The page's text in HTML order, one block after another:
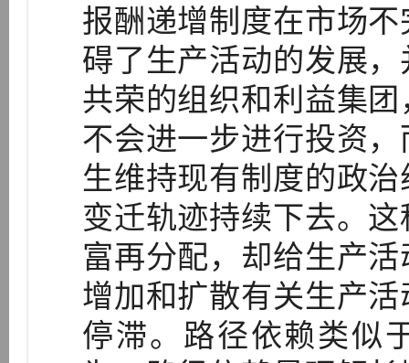
报酬递增制度在市场
碍了生产活动的发展
共荣的组织和利益集
不会进一步进行投资
生维持现有制度的政
变迁轨迹持续下去。
富再分配，却给生产
增加和扩散有关生产
停滞。路径依赖类似